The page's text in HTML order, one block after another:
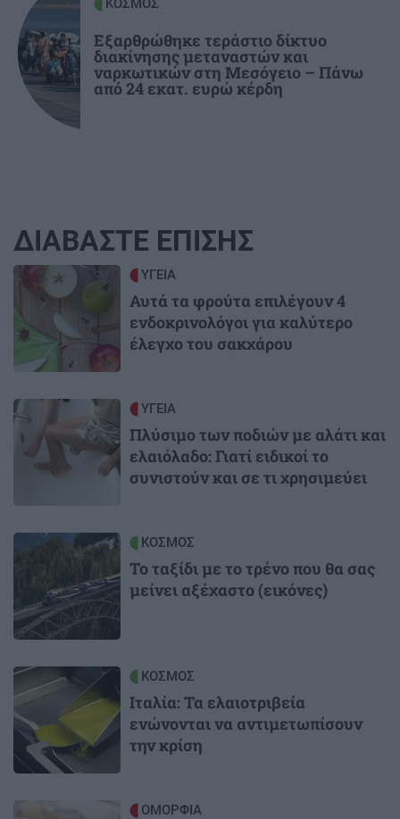
Εξαρθρώθηκε τεράστιο δίκτυο
διακίνησης μεταναστών και
ναρκωτικών στη Μεσόγειο – Πάνω
από 24 εκατ. ευρώ κέρδη
ΔΙΑΒΑΣΤΕ ΕΠΙΣΗΣ
Image ΥΓΕΙΑ
Αυτά τα φρούτα επιλέγουν 4
ενδοκρινολόγοι για καλύτερο
έλεγχο του σακχάρου
Image ΥΓΕΙΑ
Πλύσιμο των ποδιών με αλάτι και
ελαιόλαδο: Γιατί ειδικοί το
συνιστούν και σε τι χρησιμεύει
Image ΚΟΣΜΟΣ
Το ταξίδι με το τρένο που θα σας
μείνει αξέχαστο (εικόνες)
Image ΚΟΣΜΟΣ
Ιταλία: Τα ελαιοτριβεία
ενώνονται να αντιμετωπίσουν
την κρίση
ΟΜΟΡΦΙΑ